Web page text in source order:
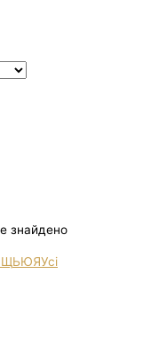
знайдено
ЩЬЮЯУсі